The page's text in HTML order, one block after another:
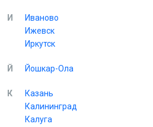
И
Иваново
Ижевск
Иркутск
Й Йошкар-Ола
К
Казань
Калининград
Калуга